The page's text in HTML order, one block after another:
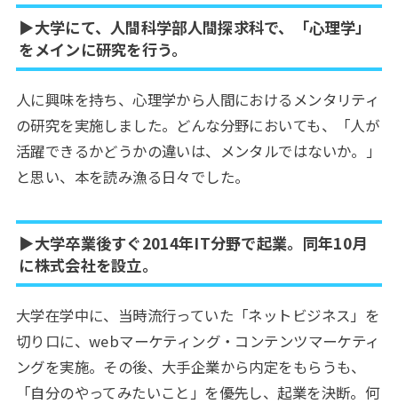
▶︎大学にて、人間科学部人間探求科で、「心理学」
をメインに研究を行う。
人に興味を持ち、心理学から人間におけるメンタリティ
の研究を実施しました。どんな分野においても、「人が
活躍できるかどうかの違いは、メンタルではないか。」
と思い、本を読み漁る日々でした。
▶︎大学卒業後すぐ2014年IT分野で起業。同年10月
に株式会社を設立。
大学在学中に、当時流行っていた「ネットビジネス」を
切り口に、webマーケティング・コンテンツマーケティ
ングを実施。その後、大手企業から内定をもらうも、
「自分のやってみたいこと」を優先し、起業を決断。何